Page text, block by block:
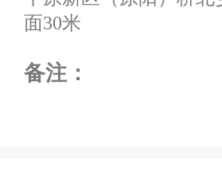
面30米
备注：